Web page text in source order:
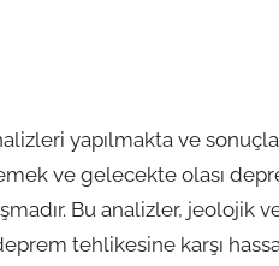
yapılmakta ve
ve gelecekte olası
Bu analizler, jeolojik
tehlikesine karşı